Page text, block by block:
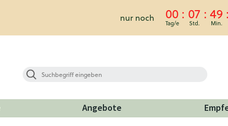
nur noch 00 07 49
Angebote